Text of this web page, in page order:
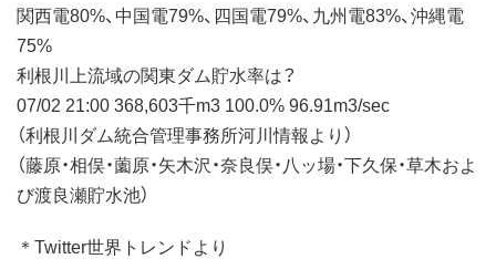
関西電80%、中国電79%、四国電79%、九州電83%、沖縄電
75%
利根川上流域の関東ダム貯水率は？
07/02 21:00 368,603千m3 100.0% 96.91m3/sec
（利根川ダム統合管理事務所河川情報より）
（藤原・相俣・薗原・矢木沢・奈良俣・八ッ場・下久保・草木およ
び渡良瀬貯水池）
＊Twitter世界トレンドより